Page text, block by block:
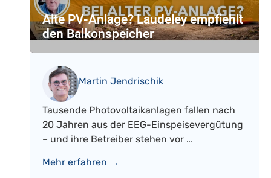
Alte PV-Anlage? Laudeley empfiehlt
den Balkonspeicher
Martin Jendrischik
Tausende Photovoltaikanlagen fallen nach
20 Jahren aus der EEG-Einspeisevergütung
– und ihre Betreiber stehen vor …
Mehr erfahren →